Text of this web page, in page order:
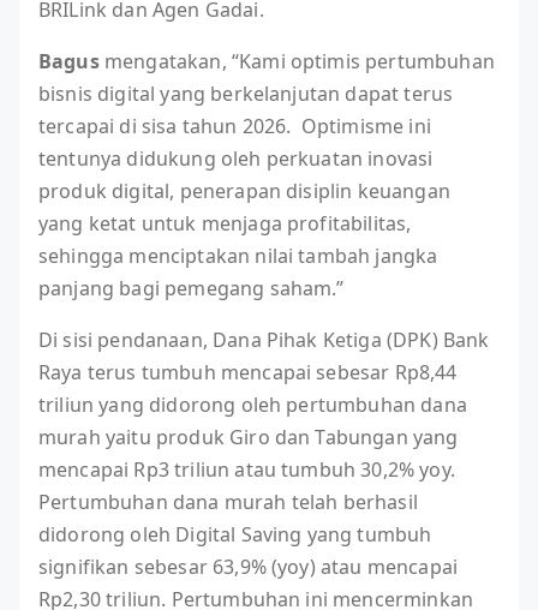
BRILink dan Agen Gadai.
Bagusmengatakan, “Kami optimis pertumbuhan
bisnis digital yang berkelanjutan dapat terus
tercapai di sisa tahun 2026. Optimisme ini
tentunya didukung oleh perkuatan inovasi
produk digital, penerapan disiplin keuangan
yang ketat untuk menjaga profitabilitas,
sehingga menciptakan nilai tambah jangka
panjang bagi pemegang saham.”
Di sisi pendanaan, Dana Pihak Ketiga (DPK) Bank
Raya terus tumbuh mencapai sebesar Rp8,44
triliun yang didorong oleh pertumbuhan dana
murah yaitu produk Giro dan Tabungan yang
mencapai Rp3 triliun atau tumbuh 30,2% yoy.
Pertumbuhan dana murah telah berhasil
didorong oleh Digital Saving yang tumbuh
signifikan sebesar 63,9% (yoy) atau mencapai
Rp2,30 triliun. Pertumbuhan ini mencerminkan